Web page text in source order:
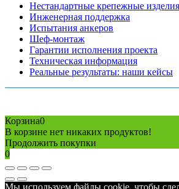
Нестандартные крепежные изделия
Инженерная поддержка
Испытания анкеров
Шеф-монтаж
Гарантии исполнения проекта
Техническая информация
Реальные результаты: наши кейсы
Корзина0
В корзине нет никаких продуктов!
Продолжить покупки
0